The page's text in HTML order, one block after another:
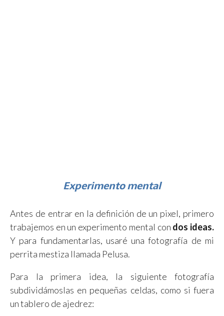
Experimento mental
Antes de entrar en la definición de un pixel, primero
trabajemos en un experimento mental con dos ideas.
Y para fundamentarlas, usaré una fotografía de mi
perrita mestiza llamada Pelusa.
Para la primera idea, la siguiente fotografía
subdividámoslas en pequeñas celdas, como si fuera
un tablero de ajedrez: